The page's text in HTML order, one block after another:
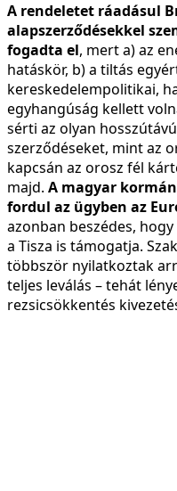
A rendeletet ráadásul
alapszerződésekkel
fogadta el, mert a) az
hatáskör, b) a tiltás
kereskedelempolitikai,
egyhangúság kellett
sérti az olyan
szerződéseket, mint az
kapcsán az orosz fél
majd. A magyar
fordul az ügyben az
azonban beszédes,
a Tisza is támogatja.
többször nyilatkoztak
teljes leválás – tehát
rezsicsökkentés